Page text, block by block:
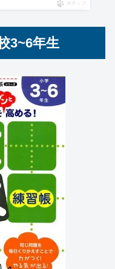
ポチップ
3~6年生